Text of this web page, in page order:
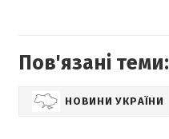
Пов'язані теми:
НОВИНИ УКРАЇНИ